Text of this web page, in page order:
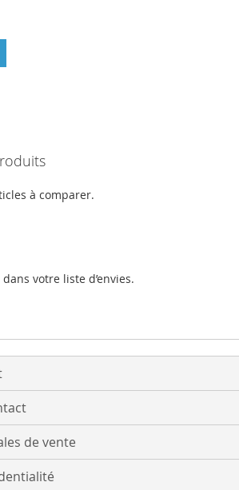
à comparer.
votre liste d’envies.
de vente